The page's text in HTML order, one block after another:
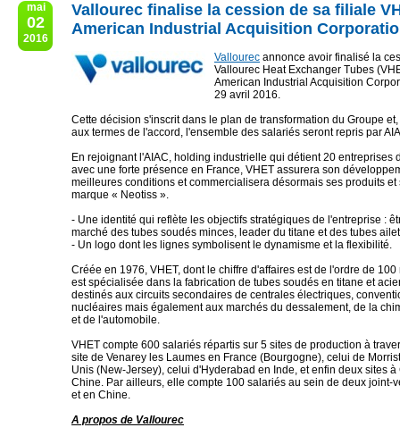
mai
02
2016
Vallourec finalise la cession de sa filiale
American Industrial Acquisition
Vallourec annonce avoir finalisé la
Vallourec Heat Exchanger Tubes
American Industrial Acquisition
29 avril 2016.
Cette décision s'inscrit dans le plan de transformation du Groupe
aux termes de l'accord, l'ensemble des salariés seront repris par
En rejoignant l'AIAC, holding industrielle qui détient 20 entreprises
avec une forte présence en France, VHET assurera son
meilleures conditions et commercialisera désormais ses produits et
marque « Neotiss ».
- Une identité qui reflète les objectifs stratégiques de l'entreprise :
marché des tubes soudés minces, leader du titane et des tubes
- Un logo dont les lignes symbolisent le dynamisme et la flexibilité.
Créée en 1976, VHET, dont le chiffre d'affaires est de l'ordre de
est spécialisée dans la fabrication de tubes soudés en titane et
destinés aux circuits secondaires de centrales électriques,
nucléaires mais également aux marchés du dessalement, de la
et de l'automobile.​
VHET compte 600 salariés répartis sur 5 sites de production à
site de Venarey les Laumes en France (Bourgogne), celui de
Unis (New-Jersey), celui d'Hyderabad en Inde, et enfin deux sites
Chine. Par ailleurs, elle compte 100 salariés au sein de deux joint-
et en Chine.​
A propos de Vallourec